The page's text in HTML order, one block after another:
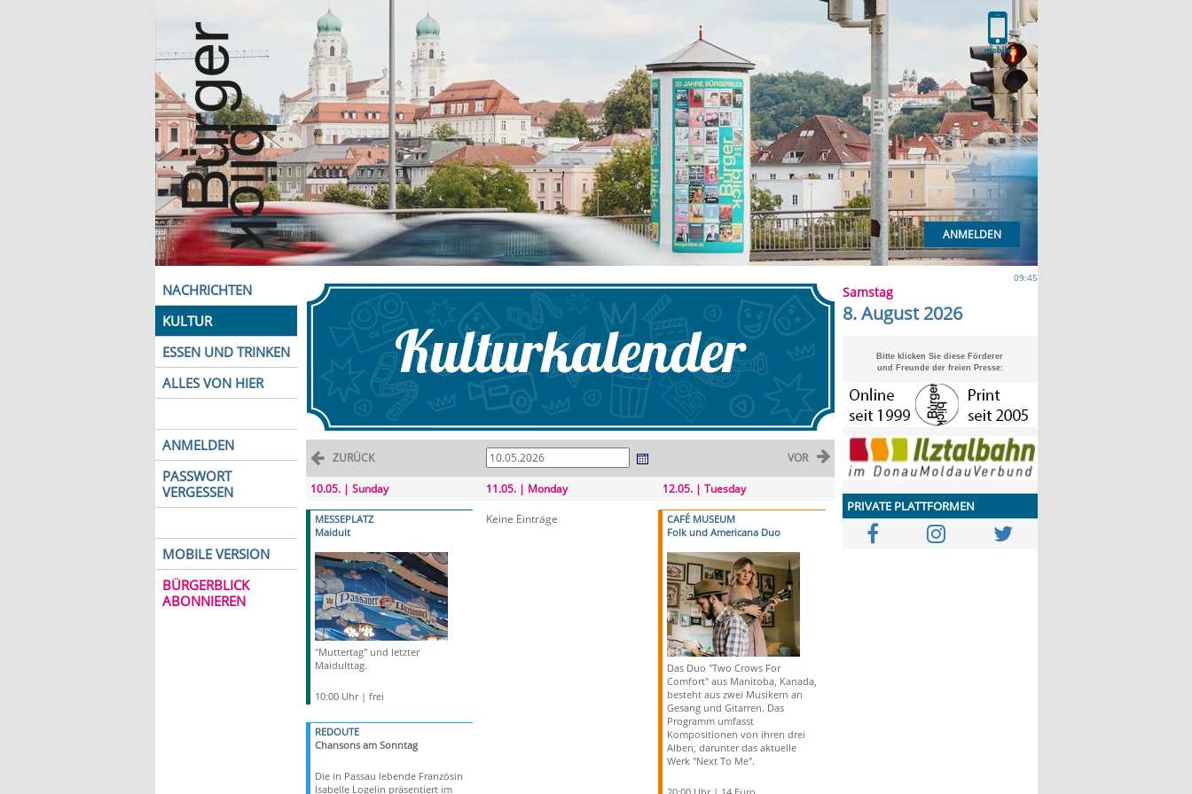
ANMELDEN
NACHRICHTEN
KULTUR
ESSEN UND TRINKEN
ALLES VON HIER
ANMELDEN
PASSWORT
VERGESSEN
MOBILE VERSION
BÜRGERBLICK
ABONNIEREN
ZURÜCK VOR
10.05. | Sunday
MESSEPLATZ
Maidult
"Muttertag" und letzter
Maidulttag.
10:00 Uhr | frei
REDOUTE
Chansons am Sonntag
Die in Passau lebende Französin
Isabelle Logelin präsentiert im
11.05. | Monday
Keine Einträge
12.05. | Tuesday
CAFÉ MUSEUM
Folk und Americana Duo
Das Duo "Two Crows For
Comfort" aus Manitoba, Kanada,
besteht aus zwei Musikern an
Gesang und Gitarren. Das
Programm umfasst
Kompositionen von ihren drei
Alben, darunter das aktuelle
Werk "Next To Me".
09:45
Samstag
8. August 2026
Bitte klicken Sie diese Förderer
und Freunde der freien Presse:
PRIVATE PLATTFORMEN